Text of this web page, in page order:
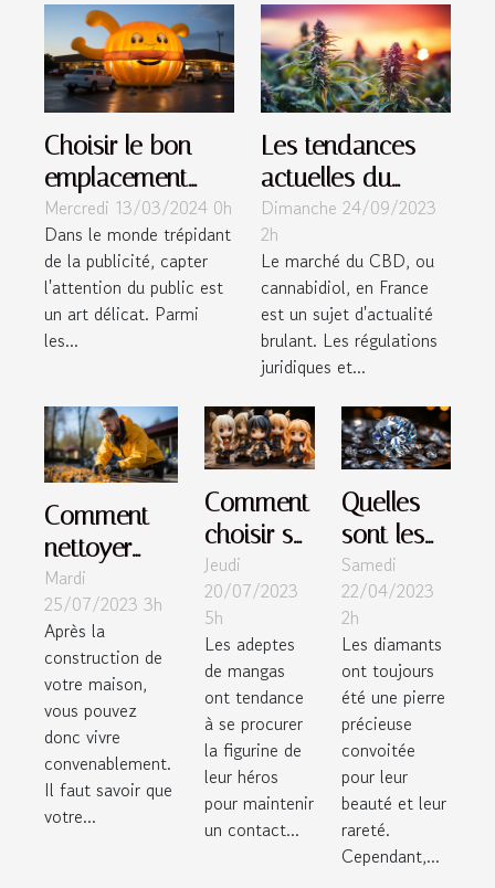
Choisir le bon
emplacement
pour maximiser
l'efficacité des
publicités
gonflables
Mercredi 13/03/2024 0h
Dans le monde trépidant
de la publicité, capter
l'attention du public est
un art délicat. Parmi
les...
Les tendances
actuelles du
marché du CBD
en France
Dimanche 24/09/2023
2h
Le marché du CBD, ou
cannabidiol, en France
est un sujet d'actualité
brulant. Les régulations
juridiques et...
Comment
nettoyer
efficacement
votre toiture
?
Mardi
25/07/2023 3h
Après la
construction de
votre maison,
vous pouvez
donc vivre
convenablement.
Il faut savoir que
votre...
Comment
choisir sa
figurine
manga ?
Jeudi
20/07/2023
5h
Les adeptes
de mangas
ont tendance
à se procurer
la figurine de
leur héros
pour maintenir
un contact...
Quelles
sont les
astuces
pour
détecter
un
diamant
fait de
façon
artificielle?
Samedi
22/04/2023
2h
Les diamants
ont toujours
été une pierre
précieuse
convoitée
pour leur
beauté et leur
rareté.
Cependant,...